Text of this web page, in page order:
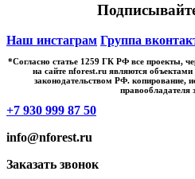
Наш инстаграм Группа
*Cогласно статье 1259 ГК РФ все проекты,
на сайте nforest.ru являются
законодательством РФ. копирование,
правообладателя
+7 930 999 87 50
info@nforest.ru
Заказать звонок